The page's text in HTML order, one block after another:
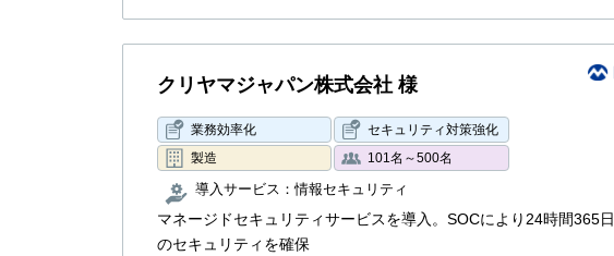
クリヤマジャパン株式会社 様
業務効率化
セキュリティ対策強化
製造
101名～500名
導入サービス：情報セキュリティ
マネージドセキュリティサービスを導入。SOCにより24時間365日
のセキュリティを確保